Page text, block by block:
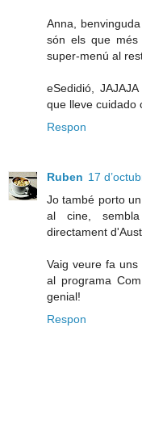
Anna,
són els que
super-menú al
eSedidió,
que lleve cuidado
Respon
Ruben 17
Jo també porto
al cine,
directament
Vaig veure fa uns
al programa
genial!
Respon